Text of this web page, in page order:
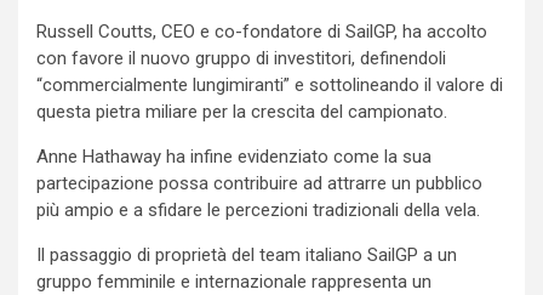
Russell Coutts, CEO e co-fondatore di SailGP, ha accolto
con favore il nuovo gruppo di investitori, definendoli
“commercialmente lungimiranti” e sottolineando il valore di
questa pietra miliare per la crescita del campionato.
Anne Hathaway ha infine evidenziato come la sua
partecipazione possa contribuire ad attrarre un pubblico
più ampio e a sfidare le percezioni tradizionali della vela.
Il passaggio di proprietà del team italiano SailGP a un
gruppo femminile e internazionale rappresenta un